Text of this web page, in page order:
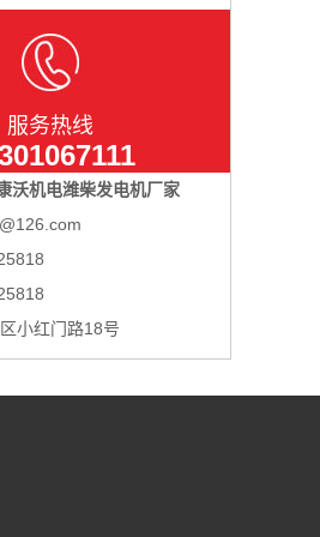
服务热线
沃机电潍柴发电机厂家
小红门路18号